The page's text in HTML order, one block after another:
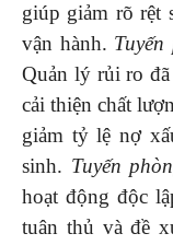
giúp giảm rõ rệt
vận hành.
Quản lý rủi ro
cải thiện chất
giảm tỷ lệ nợ
sinh. Tuyến
hoạt động độc
tuân thủ và đề